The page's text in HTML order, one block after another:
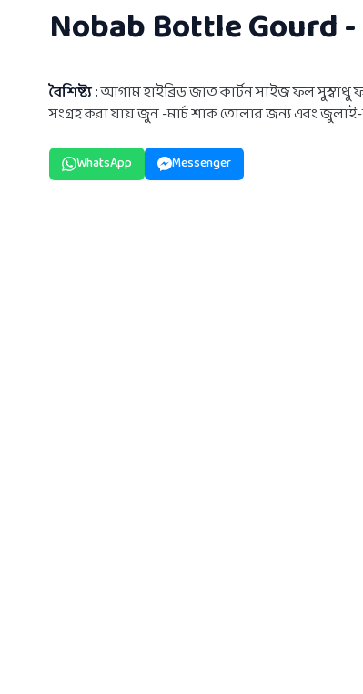
Nobab Bottle Gourd -
বৈশিষ্ট্য :আগাম হাইব্রিড জাত কার্টন সাইজ ফল
সংগ্রহ করা যায় জুন -মার্চ শাক তোলার জন্য এবং
WhatsApp Messenger